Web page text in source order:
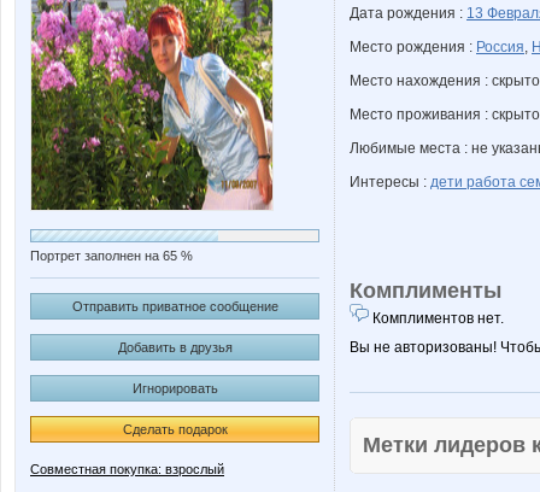
Портрет заполнен на 65 %
Отправить приватное сообщение
Добавить в друзья
Игнорировать
Сделать подарок
Совместная покупка: взрослый
Дата рождения : 13
Место рождения : Россия,
Место нахождения : скрыто
Место проживания : скрыто
Любимые места : не
Интересы : дети работа
Комплименты
Комплиментов нет.
Вы не авторизованы!
Метки